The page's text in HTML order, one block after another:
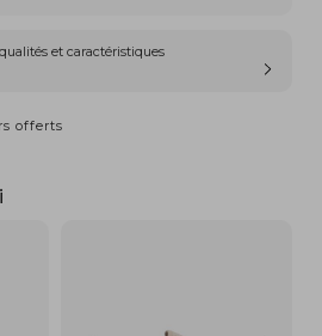
et caractéristiques
offerts